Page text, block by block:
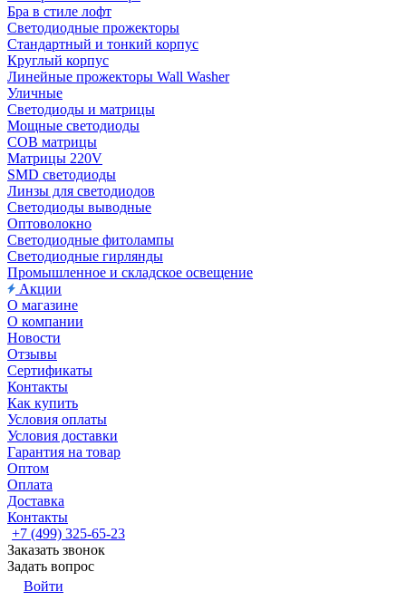
Бра в стиле лофт
Светодиодные прожекторы
Стандартный и тонкий корпус
Круглый корпус
Линейные прожекторы Wall Washer
Уличные
Светодиоды и матрицы
Мощные светодиоды
COB матрицы
Матрицы 220V
SMD светодиоды
Линзы для светодиодов
Светодиоды выводные
Оптоволокно
Светодиодные фитолампы
Светодиодные гирлянды
Промышленное и складское освещение
Акции
О магазине
О компании
Новости
Отзывы
Сертификаты
Контакты
Как купить
Условия оплаты
Условия доставки
Гарантия на товар
Оптом
Оплата
Доставка
Контакты
+7 (499) 325-65-23
Заказать звонок
Задать вопрос
Войти